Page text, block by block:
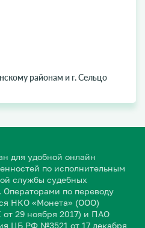
районам и г. Сельцо
для удобной онлайн
по исполнительным
службы судебных
по переводу
НКО «Монета» (ООО)
29 ноября 2017) и ПАО
ЦБ РФ №3521 от 17 декабря